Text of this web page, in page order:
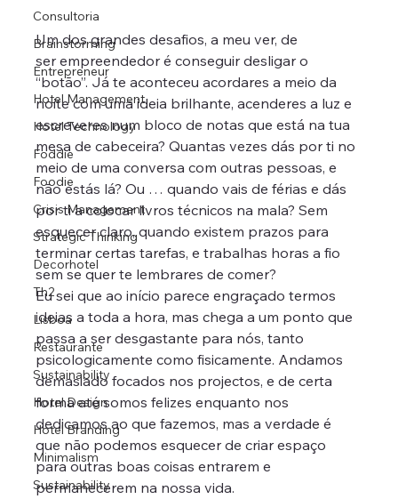
Consultoria
Brainstorming
Entrepreneur
Hotel Management
Hotel Technology
Foddie
Foodie
Crisis Management
Strategic Thinking
Decorhotel
Th2
Lisboa
Restaurante
Sustainability
Hotel Design
Hotel Branding
Minimalism
Sustainability
Um dos grandes desafios, a meu ver, de
ser empreendedor é conseguir desligar o
“botão”. Já te aconteceu acordares a meio da
noite com uma ideia brilhante, acenderes a luz e
escreveres num bloco de notas que está na tua
mesa de cabeceira? Quantas vezes dás por ti no
meio de uma conversa com outras pessoas, e
não estás lá? Ou … quando vais de férias e dás
por ti a colocar livros técnicos na mala? Sem
esquecer claro, quando existem prazos para
terminar certas tarefas, e trabalhas horas a fio
sem se quer te lembrares de comer?
Eu sei que ao início parece engraçado termos
ideias a toda a hora, mas chega a um ponto que
passa a ser desgastante para nós, tanto
psicologicamente como fisicamente. Andamos
demasiado focados nos projectos, e de certa
forma até somos felizes enquanto nos
dedicamos ao que fazemos, mas a verdade é
que não podemos esquecer de criar espaço
para outras boas coisas entrarem e
permanecerem na nossa vida.